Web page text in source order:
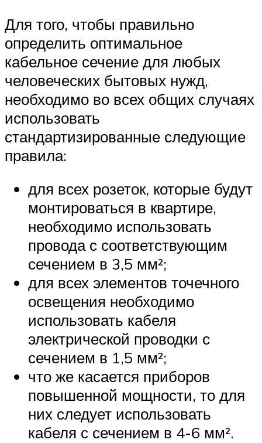
Для того, чтобы правильно
определить оптимальное
кабельное сечение для любых
человеческих бытовых нужд,
необходимо во всех общих случаях
использовать
стандартизированные следующие
правила:
для всех розеток, которые будут
монтироваться в квартире,
необходимо использовать
провода с соответствующим
сечением в 3,5 мм²;
для всех элементов точечного
освещения необходимо
использовать кабеля
электрической проводки с
сечением в 1,5 мм²;
что же касается приборов
повышенной мощности, то для
них следует использовать
кабеля с сечением в 4-6 мм².